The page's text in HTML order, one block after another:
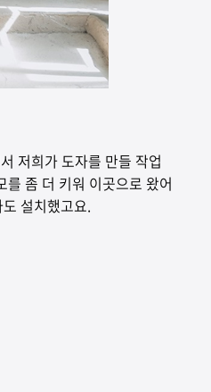
저희가 도자를 만들 작업
좀 더 키워 이곳으로 왔어
설치했고요.